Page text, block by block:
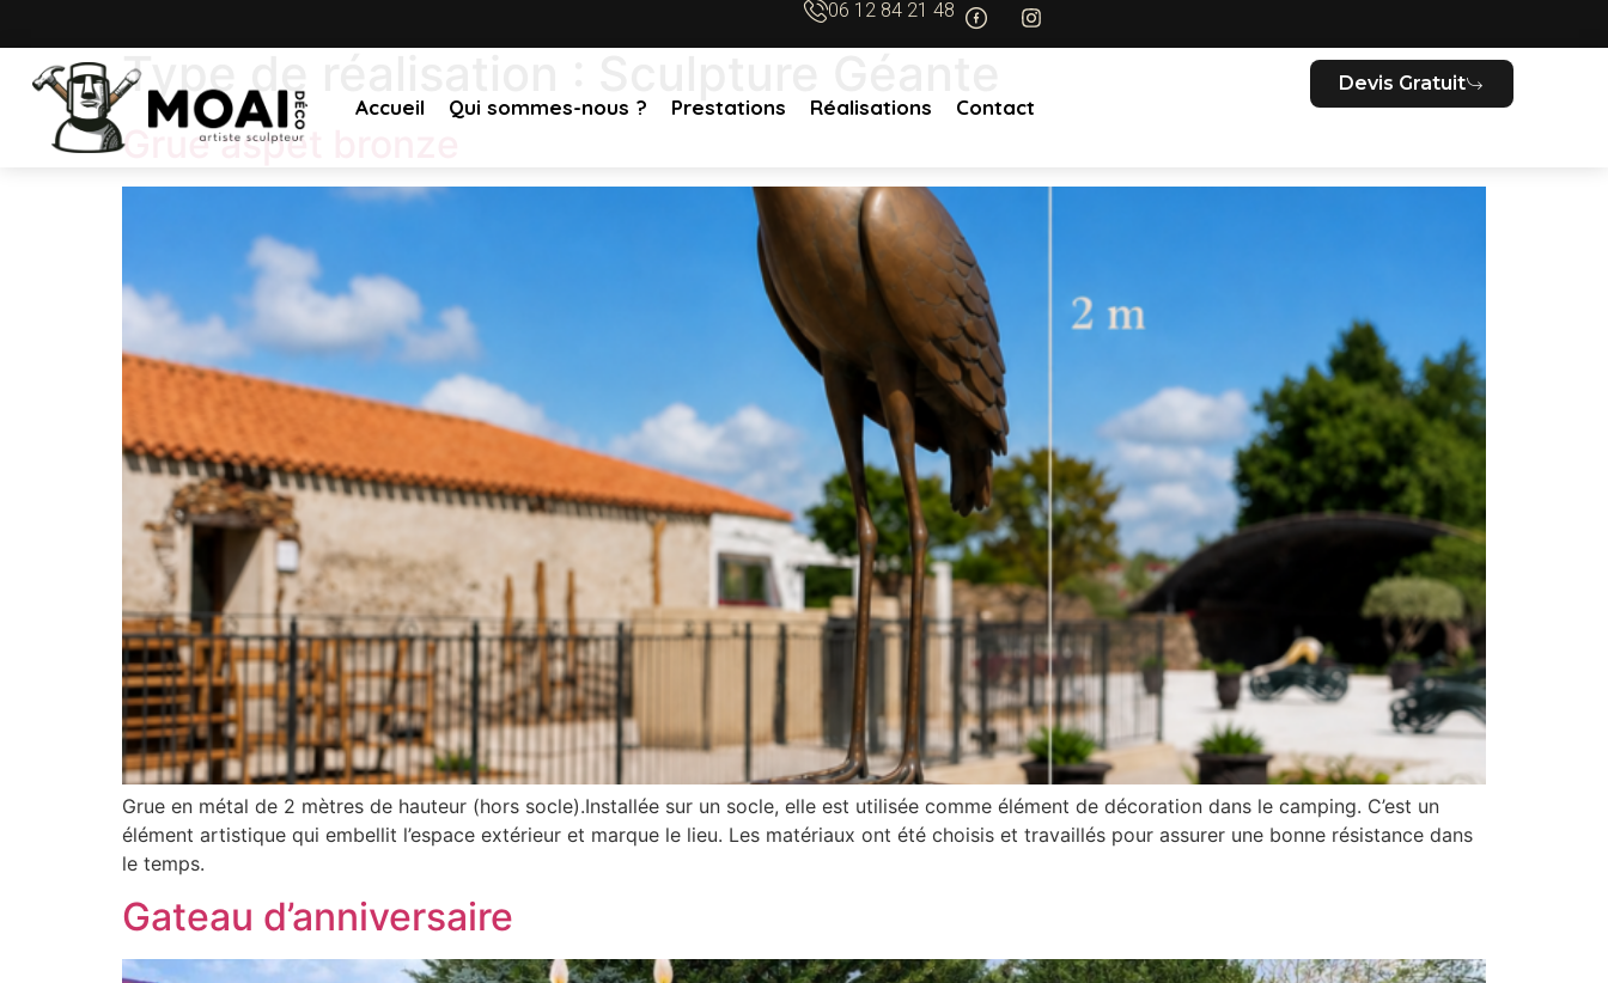
06 12 84 21 48
Accueil Qui sommes-nous ? Prestations Réalisations Contact
Devis Gratuit
Type de réalisation :
Grue aspet bronze
Grue en métal de 2 mètres de hauteur (hors socle).Installée sur un socle, elle est utilisée comme élément de décoration dans le camping. C’est un
élément artistique qui embellit l’espace extérieur et marque le lieu. Les matériaux ont été choisis et travaillés pour assurer une bonne résistance dans
le temps.
Gateau d’anniversaire